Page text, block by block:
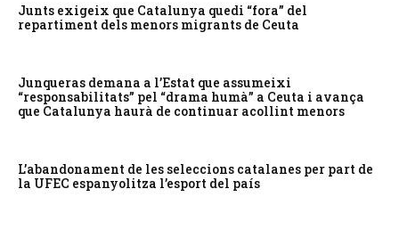
Junts exigeix que Catalunya quedi “fora” del
repartiment dels menors migrants de Ceuta
Junqueras demana a l’Estat que assumeixi
“responsabilitats” pel “drama humà” a Ceuta i avança
que Catalunya haurà de continuar acollint menors
L’abandonament de les seleccions catalanes per part de
la UFEC espanyolitza l’esport del país